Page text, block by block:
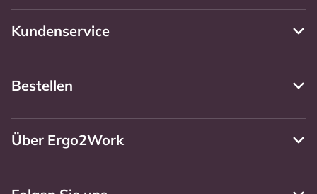
Kundenservice
Bestellen
Über Ergo2Work